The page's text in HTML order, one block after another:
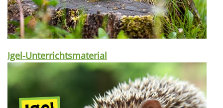
Igel-Unterrichtsmaterial